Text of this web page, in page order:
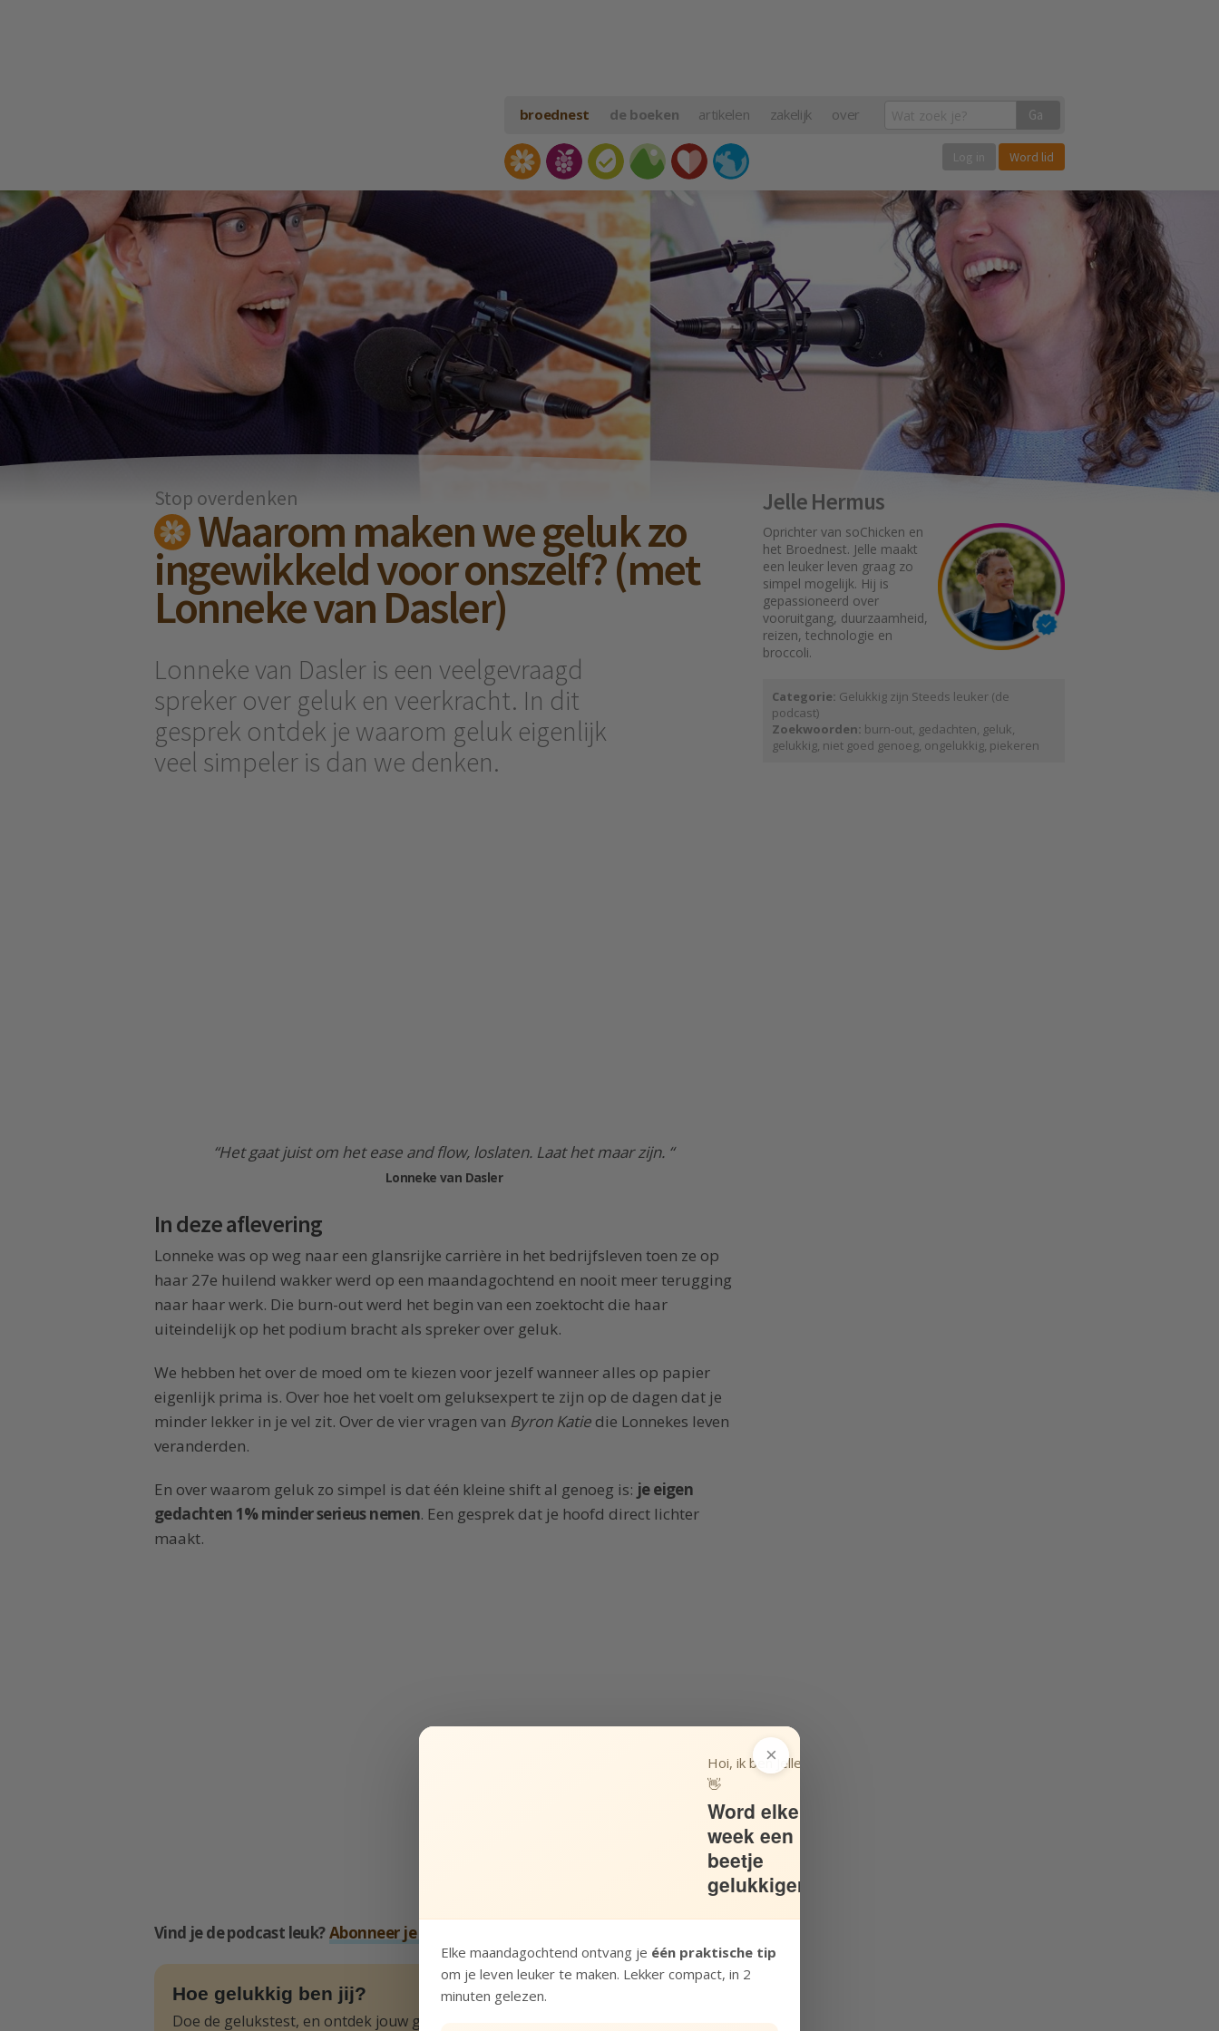
broednest de boeken artikelen zakelijk over Ga
Word lid
Stop overdenken
Waarom maken we geluk zo
ingewikkeld voor onszelf? (met
Lonneke van Dasler)
Lonneke van Dasler is een veelgevraagd
spreker over geluk en veerkracht. In dit
gesprek ontdek je waarom geluk eigenlijk
veel simpeler is dan we denken.
“Het gaat juist om het ease and flow, loslaten. Laat het maar zijn. “
Lonneke van Dasler
In deze aflevering
Lonneke was op weg naar een glansrijke carrière in het bedrijfsleven toen ze op
haar 27e huilend wakker werd op een maandagochtend en nooit meer terugging
naar haar werk. Die burn-out werd het begin van een zoektocht die haar
uiteindelijk op het podium bracht als spreker over geluk.
We hebben het over de moed om te kiezen voor jezelf wanneer alles op papier
eigenlijk prima is. Over hoe het voelt om geluksexpert te zijn op de dagen dat je
minder lekker in je vel zit. Over de vier vragen van Byron Katie die Lonnekes leven
veranderden.
En over waarom geluk zo simpel is dat één kleine shift al genoeg is: je eigen
gedachten 1% minder serieus nemen. Een gesprek dat je hoofd direct lichter
maakt.
Vind je de podcast leuk?Abonneer je dan
Hoe gelukkig ben jij?
Doe de gelukstest, en ontdek jouw geluksscore in 2 minuten.
Jelle Hermus
Oprichter van soChicken en
het Broednest. Jelle maakt
een leuker leven graag zo
simpel mogelijk. Hij is
gepassioneerd over
vooruitgang, duurzaamheid,
reizen, technologie en
broccoli.
Categorie: Gelukkig zijn Steeds leuker (de
podcast)
Zoekwoorden: burn-out, gedachten, geluk,
gelukkig, niet goed genoeg, ongelukkig, piekeren
×
Hoi, ik ben Jelle!
👋
Word elke
week een
beetje
gelukkiger
Elke maandagochtend ontvang je één praktische tip
om je leven leuker te maken. Lekker compact, in 2
minuten gelezen.